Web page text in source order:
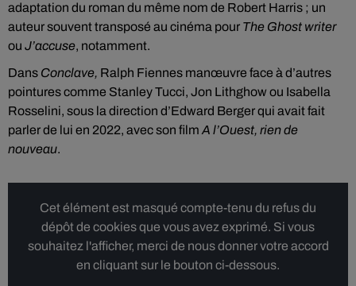
adaptation du roman du même nom de Robert Harris ; un
auteur souvent transposé au cinéma pour The Ghost writer
ou J’accuse, notamment.
Dans Conclave, Ralph Fiennes manœuvre face à d’autres
pointures comme Stanley Tucci, Jon Lithghow ou Isabella
Rosselini, sous la direction d’Edward Berger qui avait fait
parler de lui en 2022, avec son film A l’Ouest, rien de
nouveau.
Cet élément est masqué compte-tenu du refus du
dépôt de cookies que vous avez exprimé. Si vous
souhaitez l'afficher, merci de nous donner votre accord
en cliquant sur le bouton ci-dessous.